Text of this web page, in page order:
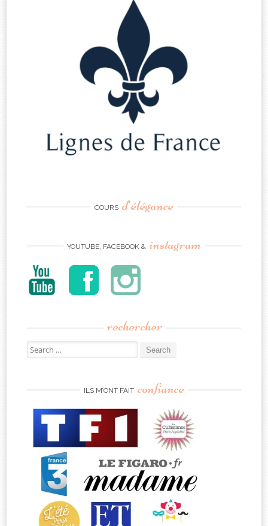
COURS d’élégance
YOUTUBE, FACEBOOK & instagram
rechercher
Search
for:
ILS M’ONT FAIT confiance